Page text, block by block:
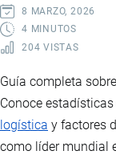
8 MARZO, 2026
4 MINUTOS
204 VISTAS
Guía completa
Conoce
logística y factores
como líder mundial